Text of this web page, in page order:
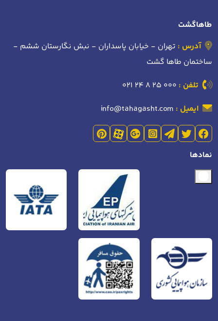
طاهاگشت
آدرس : تهران - خیابان پاسداران - نبش نگارستان ششم -
ساختمان طاها گشت
تلفن : 021 24 8 25 000
ایمیل : info@tahagasht.com
نمادها